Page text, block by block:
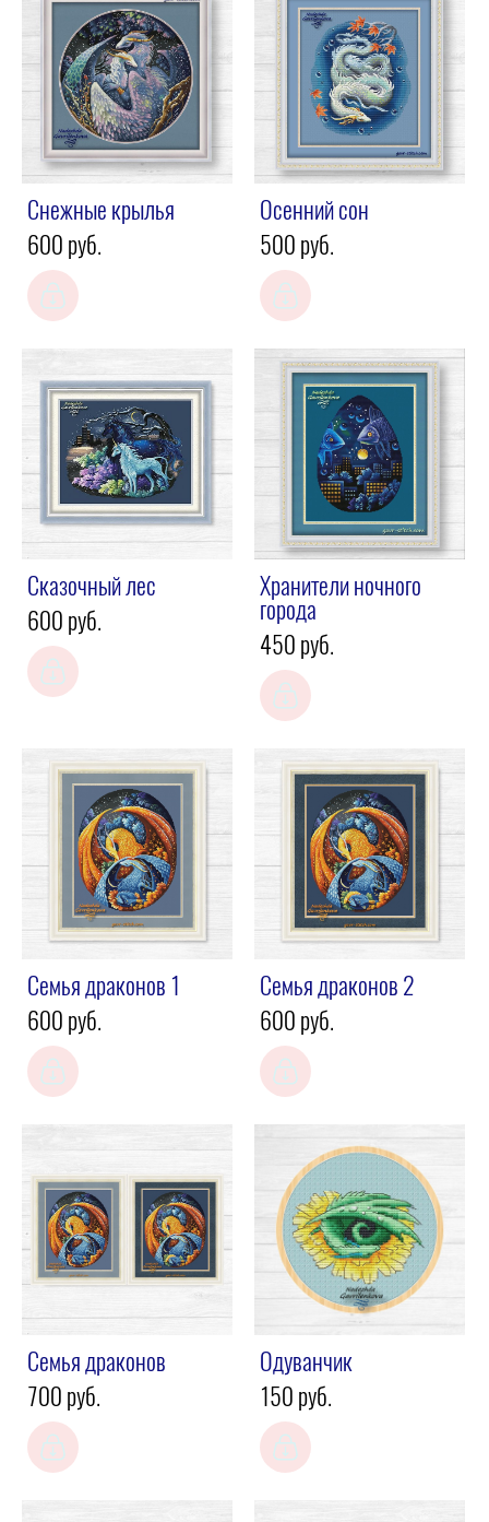
Снежные крылья
600 pуб.
Осенний сон
500 pуб.
Сказочный лес
600 pуб.
Хранители ночного
города
450 pуб.
Семья драконов 1
600 pуб.
Семья драконов 2
600 pуб.
Семья драконов
700 pуб.
Одуванчик
150 pуб.